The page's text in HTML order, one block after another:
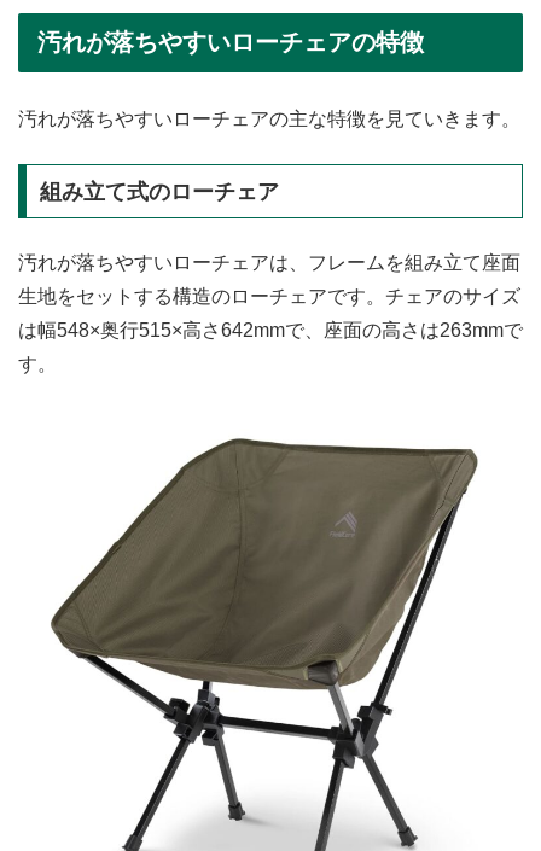
汚れが落ちやすいローチェアの特徴
汚れが落ちやすいローチェアの主な特徴を見ていきます。
組み立て式のローチェア
汚れが落ちやすいローチェアは、フレームを組み立て座面
生地をセットする構造のローチェアです。チェアのサイズ
は幅548×奥行515×高さ642mmで、座面の高さは263mmで
す。